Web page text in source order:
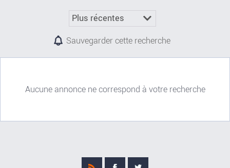
Sauvegarder cette recherche
Aucune annonce ne correspond à votre recherche